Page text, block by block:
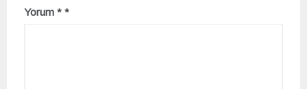
Yorum *